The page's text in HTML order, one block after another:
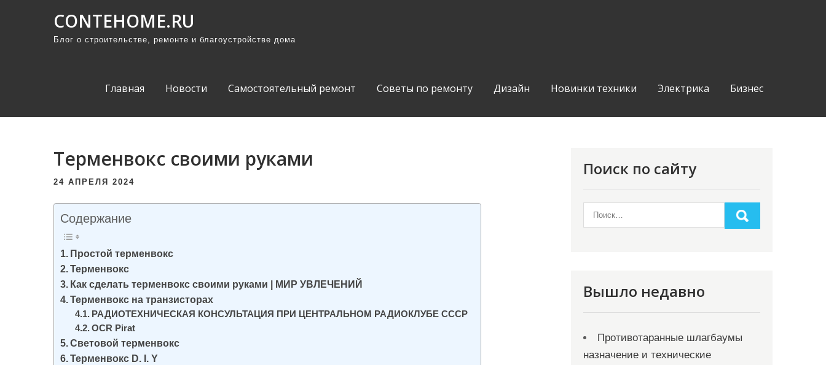
CONTEHOME.RU
Блог о строительстве, ремонте и благоустройстве дома
Главная Новости Самостоятельный ремонт Советы по ремонту Дизайн Новинки техники Электрика Бизнес
Терменвокс своими руками
24 АПРЕЛЯ 2024
Содержание
Простой терменвокс
Терменвокс
Как сделать терменвокс своими руками | МИР УВЛЕЧЕНИЙ
Терменвокс на транзисторах
РАДИОТЕХНИЧЕСКАЯ КОНСУЛЬТАЦИЯ ПРИ ЦЕНТРАЛЬНОМ РАДИОКЛУБЕ СССР
OCR Pirat
Световой терменвокс
Терменвокс D. I. Y
Поиск по сайту
Вышло недавно
Противотаранные шлагбаумы
назначение и технические